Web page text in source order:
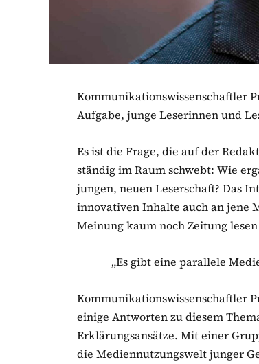
Kommunikationswissenschaftler
Aufgabe, junge Leserinnen und
Es ist die Frage, die auf der
ständig im Raum schwebt: Wie
jungen, neuen Leserschaft? Das
innovativen Inhalte auch an jene
Meinung kaum noch Zeitung
„Es gibt eine parallele
Kommunikationswissenschaftler
einige Antworten zu diesem
Erklärungsansätze. Mit einer
die Mediennutzungswelt junger